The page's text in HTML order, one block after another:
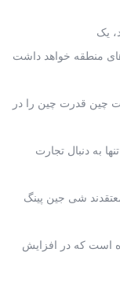
یک
منطقه خواهد داشت
چین قدرت چین را در
به دنبال تجارت
شی جین پینگ
است که در افزایش